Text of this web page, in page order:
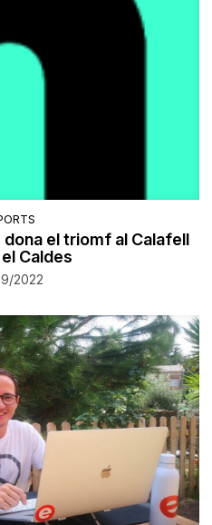
el triomf al Calafell
Caldes
2022